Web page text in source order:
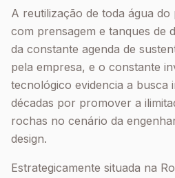
A reutilização de toda água
com prensagem e tanques de
da constante agenda de
pela empresa, e o constante
tecnológico evidencia a busca
décadas por promover a
rochas no cenário da
design.
Estrategicamente situada na